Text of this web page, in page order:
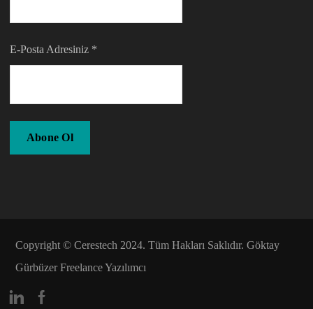
E-Posta Adresiniz *
Copyright © Cerestech 2024. Tüm Hakları Saklıdır. Göktay
GürbüzerFreelance Yazılımcı